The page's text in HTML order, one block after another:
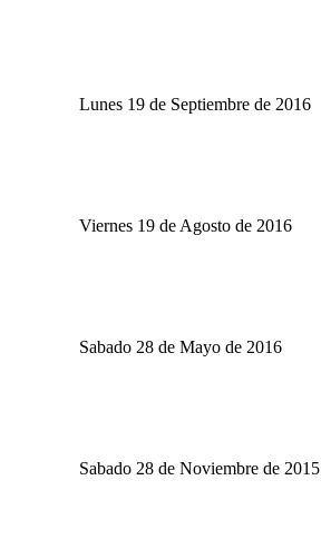
Lunes 19 de Septiembre de 2016
Viernes 19 de Agosto de 2016
Sabado 28 de Mayo de 2016
Sabado 28 de Noviembre de 2015